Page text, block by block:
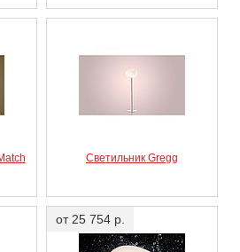
Светильник Gregg
от 25 754 р.